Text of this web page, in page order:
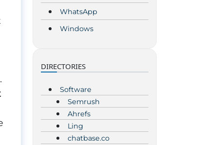
WhatsApp
Windows
DIRECTORIES
Software
Semrush
Ahrefs
Ling
chatbase.co